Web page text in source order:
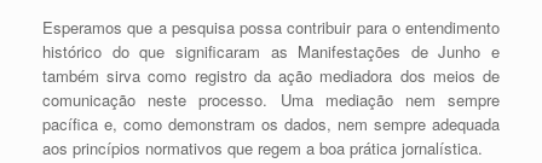
Esperamos que a pesquisa possa contribuir para o entendimento
histórico do que significaram as Manifestações de Junho e
também sirva como registro da ação mediadora dos meios de
comunicação neste processo. Uma mediação nem sempre
pacífica e, como demonstram os dados, nem sempre adequada
aos princípios normativos que regem a boa prática jornalística.